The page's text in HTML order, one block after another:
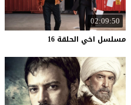
02:09:50
مسلسل اخي الحلقة 16